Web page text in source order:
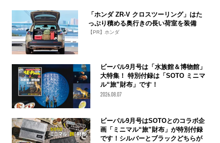
「ホンダ ZR-V クロスツーリング」はた
っぷり積める奥行きの長い荷室を装備
【PR】ホンダ
ビーパル9月号は「水族館＆博物館」
大特集！ 特別付録は「SOTO ミニマ
ル“旅”財布」です！
2026.08.07
ビーパル9月号はSOTOとのコラボ企
画「ミニマル“旅”財布」が特別付録
です！シルバーとブラックどちらが